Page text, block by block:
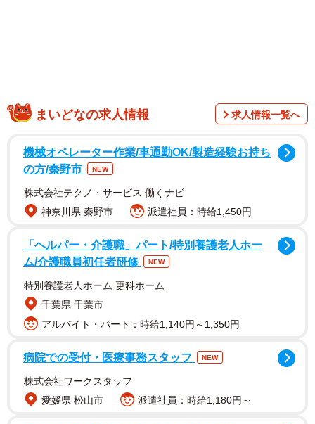
であっても積極的に引き出し、結果的に殺処分を1頭でも減
らす努力を重ね続けるところもあります。岡山県を拠点に
犬の保護活動を行う認定NPO法人しあわせの種たち（以
下、しあわせの種たち）も、そんな団体の一つです。
2021年秋、動物愛護センターに収容されていた中でも、多
くの疾患があるため譲渡対象外になっていたメスのワンコ
がいました。名前はマーヤ。穏やかで物静か。しあわせの
種たちではこのマーヤを引き出すことにしました。
引き出した当初のマーヤは両後足に障害があり、フィラリ
ア強陽性とそれに伴う合併症を抱えていました。
まいどなの求人情報 求人情報一覧へ
機械オペレーター作業/車通勤OK/製造経験お持ち
の方/秦野市
NEW
株式会社テクノ・サービス 働くナビ
神奈川県 秦野市
派遣社員：時給1,450円
「ヘルパー・介護職」パート/特別養護老人ホー
ム/介護職員初任者研修
NEW
特別養護老人ホーム 更科ホーム
千葉県 千葉市
アルバイト・パート：時給1,140円～1,350円
病院での受付・医療事務スタッフ NEW
株式会社ワークスタッフ
愛媛県 松山市
派遣社員：時給1,180円～